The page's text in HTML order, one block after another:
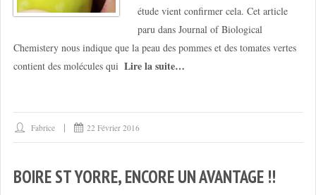
étude vient confirmer cela. Cet article
paru dans Journal of Biological
Chemistery nous indique que la peau des pommes et des tomates vertes
contient des molécules qui Lire la suite…
Fabrice 22 Février 2016
BOIRE ST YORRE, ENCORE UN AVANTAGE !!